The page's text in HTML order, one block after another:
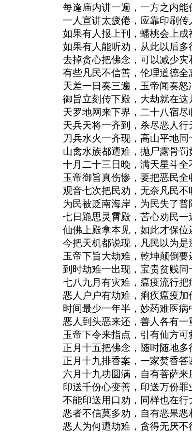
每逢庙内讲一遍，一方之内能
一人宣讲太疲倦，应靠印刷传
如果有人报上刊，蟠桃会上成
如果有人能听劝，从此以后多
去掉贪心把佛念，可以减少灾
有些凡民不信善，伦理道德全
天差一日奏三遍，玉帝闻奏怒
御旨立刻传下殿，大劫就在这
天罗地网来下界，二十八宿尽
天兵天将一齐到，杀尽恶人行
刀兵水火一齐现，高山平地同
山禽水族都遭难，抛尸露骨罚
十月二十三日晚，满天星斗全
玉帝御旨真伤惨，要把恶民全
观音七次把民劝，无奈凡民不
为民被贬南海岸，为民失了普
七日跪思灵霄殿，苦心劝民一
仙佛上殿拿本见，如此才保位
今把天机都说现，凡民以为是
玉帝下旨大劫难，乾坤颠倒要
到时劫难一出现，宝贵贫贱同
七八九月有灾难，瘟疫流行把
恶人户户有劫难，痢疾瘟疫加
时间最少一年半，妙药难医病
恶人到头恶来还，善人各有一
玉帝下令来指点，引有仙方可
正月十五把佛念，随时随地多
正月十九排香案，一家焚香答
六月十九功圆满，自有菩萨来
印送千份心变善，印送万份罪
不能印送用口劝，同样也在行
恶者不信莫多劝，自有恶果恶
恶人为何遭劫难，贪得无厌不